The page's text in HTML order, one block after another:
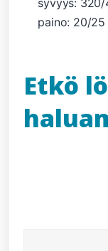
paino: 20/25
Etkö